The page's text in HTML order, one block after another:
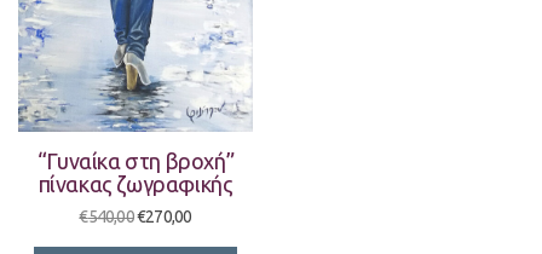
“Γυναίκα στη βροχή”
πίνακας ζωγραφικής
€540,00Original
€270,00Η